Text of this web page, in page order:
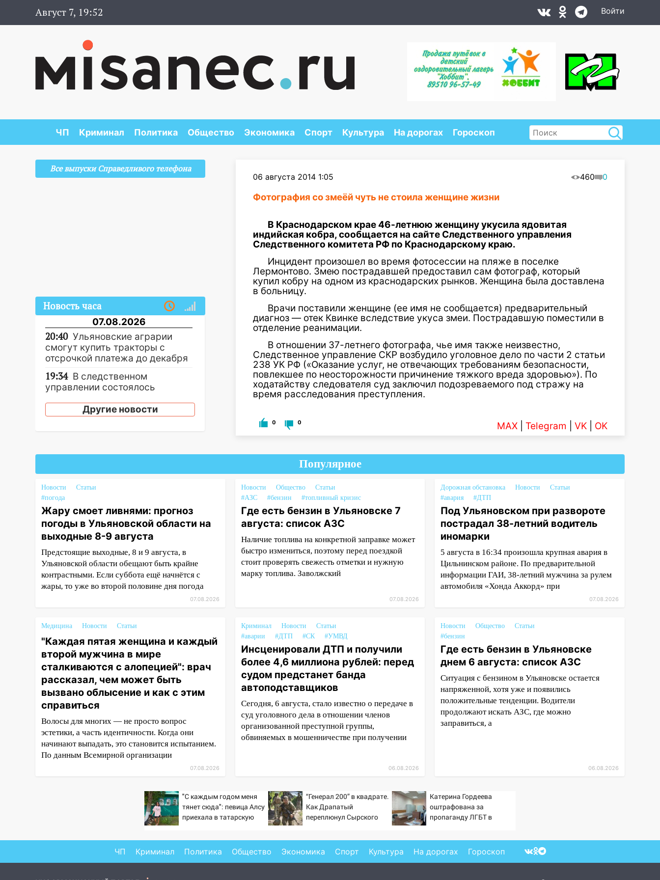
Август 7, 19:52 Войти
ЧП Криминал Политика Общество Экономика Спорт Культура На дорогах Гороскоп
06 августа 2014 1:05 460 0
Фотография со змеёй чуть не стоила женщине жизни
В Краснодарском крае 46-летнюю женщину укусила ядовитая
индийская кобра, сообщается на сайте Следственного управления
Следственного комитета РФ по Краснодарскому краю.
Инцидент произошел во время фотосессии на пляже в поселке
Лермонтово. Змею пострадавшей предоставил сам фотограф, который
купил кобру на одном из краснодарских рынков. Женщина была доставлена
в больницу.
Врачи поставили женщине (ее имя не сообщается) предварительный
диагноз — отек Квинке вследствие укуса змеи. Пострадавшую поместили в
отделение реанимации.
В отношении 37-летнего фотографа, чье имя также неизвестно,
Следственное управление СКР возбудило уголовное дело по части 2 статьи
238 УК РФ («Оказание услуг, не отвечающих требованиям безопасности,
повлекшее по неосторожности причинение тяжкого вреда здоровью»). По
ходатайству следователя суд заключил подозреваемого под стражу на
время расследования преступления.
0 0 MAX Telegram VK OK
Все выпуски Справедливого телефона
Новость часа
07.08.2026
20:40 Ульяновские аграрии
смогут купить тракторы с
отсрочкой платежа до декабря
19:34 В следственном
управлении состоялось
приуроченное к празднованию
Дня сотрудника органов
«ФормАРТ»
18:11 Ульяновская область
стала пилотным регионом
проекта «Культурное
долголетие»
17:16 В реанимацию
Ульяновской областной
больницы поступили шесть
новых аппаратов ИВЛ
ремонтируют дороги, ставят
остановки и проводят новое
освещение
16:35
В Ульяновске установили
ещё девять бункеров для
крупногабаритного мусора
16:26 В Ульяновске бесплатно
покажут матч «Волги» под
открытым небом
16:12 В Ульяновском
госуниверситете разработают
отечественный прибор для
Ульяновцы могут
вернуть деньги за абонементы
закрывшегося фитнес-клуба
15:34 После вмешательства
прокуратуры в селах
Ульяновской области привели
в порядок детские площадки
Другие новости
Популярное
Новости
Статьи
#погода
Жару смоет ливнями: прогноз
погоды в Ульяновской области на
выходные 8-9 августа
Предстоящие выходные, 8 и 9 августа, в
Ульяновской области обещают быть крайне
контрастными. Если суббота ещё начнётся с
жары, то уже во второй половине дня погода
07.08.2026
Новости Общество
Статьи
#АЗС
#бензин #топливный кризис
Где есть бензин в Ульяновске 7
августа: список АЗС
Наличие топлива на конкретной заправке может
быстро измениться, поэтому перед поездкой
стоит проверять свежесть отметки и нужную
марку топлива. Заволжский
07.08.2026
Дорожная обстановка Новости
Статьи
#авария
#ДТП
Под Ульяновском при развороте
пострадал 38-летний водитель
иномарки
5 августа в 16:34 произошла крупная авария в
Цильнинском районе. По предварительной
информации ГАИ, 38-летний мужчина за рулем
автомобиля «Хонда Аккорд» при
07.08.2026
Медицина Новости Статьи
"Каждая пятая женщина и каждый
второй мужчина в мире
сталкиваются с алопецией": врач
рассказал, чем может быть
вызвано облысение и как с этим
справиться
Волосы для многих — не просто вопрос
эстетики, а часть идентичности. Когда они
начинают выпадать, это становится испытанием.
По данным Всемирной организации
07.08.2026
Криминал Новости
Статьи
#аварии
#ДТП #СК #УМВД
Инсценировали ДТП и получили
более 4,6 миллиона рублей: перед
судом предстанет банда
автоподставщиков
Сегодня, 6 августа, стало известно о передаче в
суд уголовного дела в отношении членов
организованной преступной группы,
обвиняемых в мошенничестве при получении
06.08.2026
Новости Общество
Статьи
#бензин
Где есть бензин в Ульяновске
днем 6 августа: список АЗС
Ситуация с бензином в Ульяновске остается
напряженной, хотя уже и появились
положительные тенденции. Водители
продолжают искать АЗС, где можно
заправиться, а
06.08.2026
"С каждым годом меня
тянет сюда": певица Алсу
приехала в татарскую
Новости
“Генерал 200” в квадрате.
Как Драпатый
переплюнул Сырского
Катерина Гордеева
оштрафована за
пропаганду ЛГБТ в
ЧП Криминал Политика Общество Экономика Спорт Культура На дорогах Гороскоп